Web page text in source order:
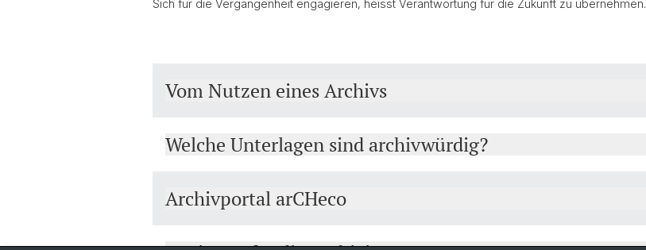
Sich für die Vergangenheit engagieren, heisst Verantwortung für die Zukunft zu übernehmen.
Vom Nutzen eines Archivs
Welche Unterlagen sind archivwürdig?
Archivportal arCHeco